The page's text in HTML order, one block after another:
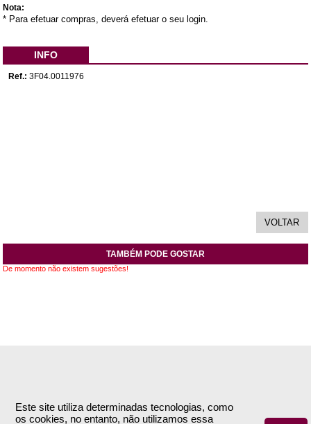
Este site utiliza determinadas tecnologias, como
os cookies, no entanto, não utilizamos essa
Nota:
* Para efetuar compras, deverá efetuar o seu login.
INFO
Ref.: 3F04.0011976
TAMBÉM PODE GOSTAR
De momento não existem sugestões!
Empresa
Termos e Condições
Encomendas & Pagamentos
Envio